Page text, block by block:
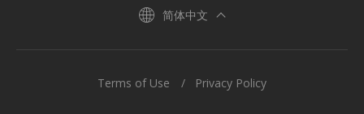
简体中文
Terms of Use Privacy Policy